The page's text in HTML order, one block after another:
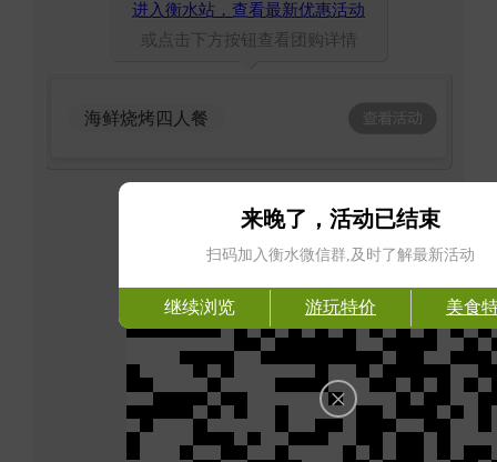
进入衡水站，查看最新优惠活动
或点击下方按钮查看团购详情
海鲜烧烤四人餐
×
来晚了，活动已结束
扫码加入衡水微信群,及时了解最新活动
继续浏览 游玩特价 美食